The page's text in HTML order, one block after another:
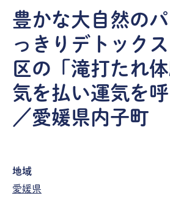
豊かな大自然の
っきりデトック
区の「滝打たれ
気を払い運気を
／愛媛県内子町
地域
愛媛県